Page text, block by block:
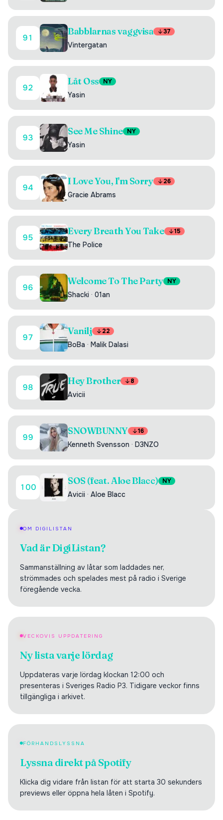
91
Babblarnas vaggvisa 37
Vintergatan
92
Låt Oss NY
Yasin
93
See Me Shine NY
Yasin
94
I Love You, I'm Sorry 26
Gracie Abrams
95
Every Breath You Take 15
The Police
96
Welcome To The Party NY
Shacki · 01an
97
Vanilj 22
BoBa · Malik Dalasi
98
Hey Brother 8
Avicii
99
SNOWBUNNY 16
Kenneth Svensson · D3NZO
100
SOS (feat. Aloe Blacc) NY
Avicii · Aloe Blacc
OM DIGILISTAN
Vad är DigiListan?
Sammanställning av låtar som laddades ner,
strömmades och spelades mest på radio i Sverige
föregående vecka.
VECKOVIS UPPDATERING
Ny lista varje lördag
Uppdateras varje lördag klockan 12:00 och
presenteras i Sveriges Radio P3. Tidigare veckor finns
tillgängliga i arkivet.
FÖRHANDSLYSSNA
Lyssna direkt på Spotify
Klicka dig vidare från listan för att starta 30 sekunders
previews eller öppna hela låten i Spotify.